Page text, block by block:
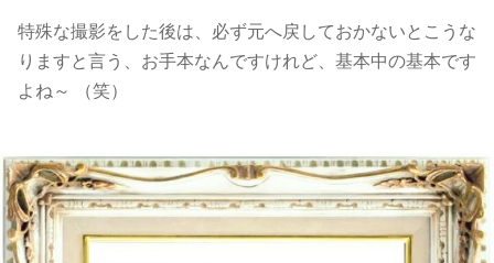
特殊な撮影をした後は、必ず元へ戻しておかないとこうな
りますと言う、お手本なんですけれど、基本中の基本です
よね～ （笑）